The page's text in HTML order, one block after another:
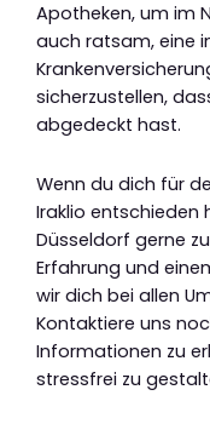
Apotheken, um im
auch ratsam, eine
sicherzustellen,
abgedeckt hast.
Wenn du dich für
Iraklio entschieden
Düsseldorf gerne
Erfahrung und
wir dich bei allen
Kontaktiere uns
Informationen zu
stressfrei zu